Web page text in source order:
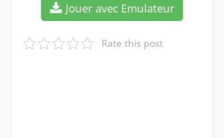
Jouer avec Emulateur
Rate this post